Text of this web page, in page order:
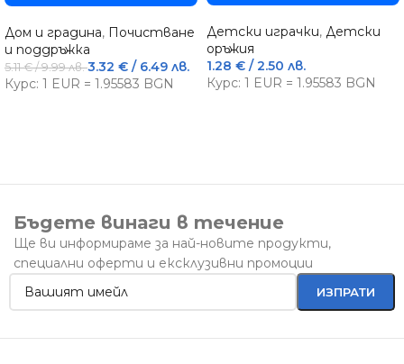
Дом и градина, Почистване
и поддръжка
5.11€/ 9.99 лв.3.32 € / 6.49 лв.
Курс: 1 EUR = 1.95583 BGN
Детски играчки, Детски
оръжия
1.28 € / 2.50 лв.
Курс: 1 EUR = 1.95583 BGN
Бъдете винаги в течение
Ще ви информираме за най-новите продукти,
специални оферти и ексклузивни промоции